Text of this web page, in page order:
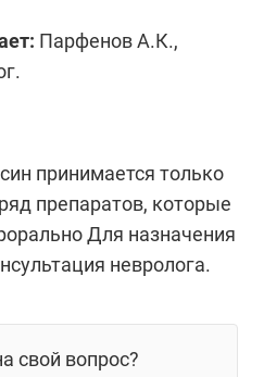
Парфенов А.К.,
принимается только
препаратов, которые
Для назначения
невролога.
свой вопрос?